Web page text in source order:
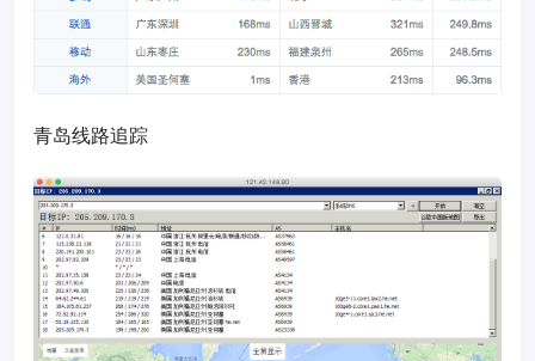
青岛线路追踪